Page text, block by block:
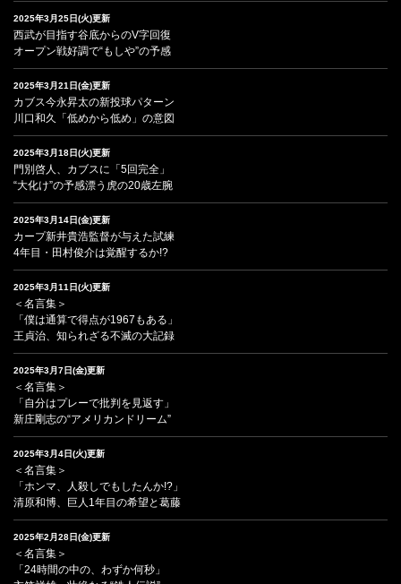
2025年3月25日(火)更新
西武が目指す谷底からのV字回復
オープン戦好調で“もしや”の予感
2025年3月21日(金)更新
カブス今永昇太の新投球パターン
川口和久「低めから低め」の意図
2025年3月18日(火)更新
門別啓人、カブスに「5回完全」
“大化け”の予感漂う虎の20歳左腕
2025年3月14日(金)更新
カープ新井貴浩監督が与えた試練
4年目・田村俊介は覚醒するか!?
2025年3月11日(火)更新
＜名言集＞
「僕は通算で得点が1967もある」
王貞治、知られざる不滅の大記録
2025年3月7日(金)更新
＜名言集＞
「自分はプレーで批判を見返す」
新庄剛志の“アメリカンドリーム”
2025年3月4日(火)更新
＜名言集＞
「ホンマ、人殺しでもしたんか!?」
清原和博、巨人1年目の希望と葛藤
2025年2月28日(金)更新
＜名言集＞
「24時間の中の、わずか何秒」